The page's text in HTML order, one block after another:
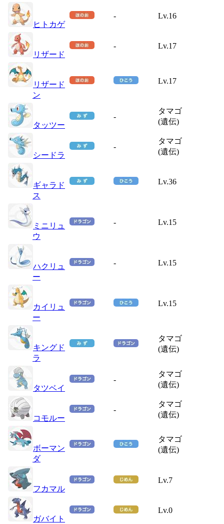
ヒトカゲ
- Lv.16
リザード
- Lv.17
リザード
ン
Lv.17
タッツー
-
タマゴ
(遺伝)
シードラ
-
タマゴ
(遺伝)
ギャラド
ス
Lv.36
ミニリュ
ウ
- Lv.15
ハクリュ
ー
- Lv.15
カイリュ
ー
Lv.15
キングド
ラ
タマゴ
(遺伝)
タツベイ
-
タマゴ
(遺伝)
コモルー
-
タマゴ
(遺伝)
ボーマン
ダ
タマゴ
(遺伝)
フカマル
Lv.7
ガバイト
Lv.0